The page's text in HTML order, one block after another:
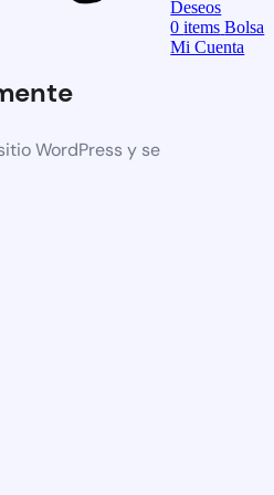
WordPress y se
Deseos
0items Bolsa
Mi Cuenta